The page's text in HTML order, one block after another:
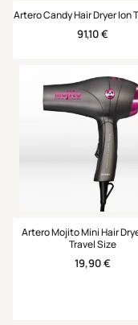
Artero Candy Hair Dryer Ion
91,10€
Artero Mojito Mini Hair
Travel Size
19,90€